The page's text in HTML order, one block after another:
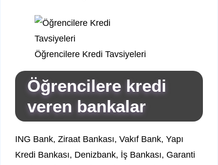
Öğrencilere Kredi Tavsiyeleri
Öğrencilere kredi
veren bankalar
ING Bank, Ziraat Bankası, Vakıf Bank, Yapı
Kredi Bankası, Denizbank, İş Bankası, Garanti